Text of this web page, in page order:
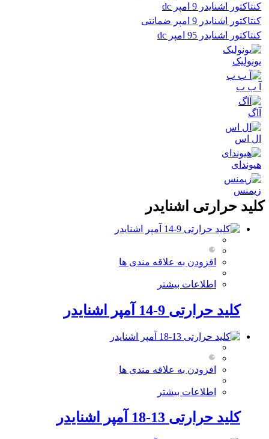
کنتاکتور اشنایدر 9 امپر dc
کنتاکتور اشنایدر 9 امپر ضمانتی
کنتاکتور اشنایدر 95 امپر dc
یونولیک
آ ب ب
آاگ
ال اس
هیوندای
زیمنس
کلید حرارتی اشنایدر
افزودن به علاقه مندی ها
اطلاعات بیشتر
کلید حرارتی 9-14 آمپر اشنایدر
افزودن به علاقه مندی ها
اطلاعات بیشتر
کلید حرارتی 13-18 آمپر اشنایدر